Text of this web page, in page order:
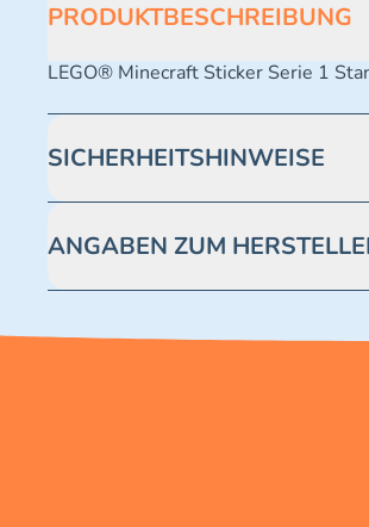
PRODUKTBESCHREIBUNG
LEGO® Minecraft Sticker Serie 1
SICHERHEITSHINWEISE
ANGABEN ZUM